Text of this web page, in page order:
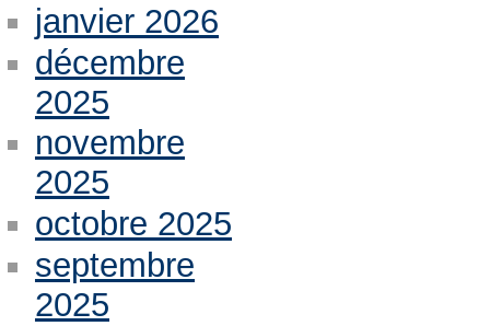
janvier 2026
décembre
2025
novembre
2025
octobre 2025
septembre
2025